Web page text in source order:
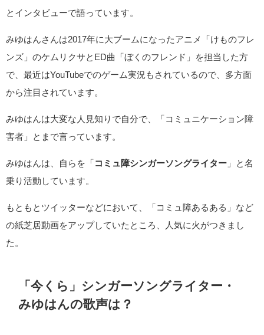
とインタビューで語っています。
みゆはんさんは2017年に大ブームになったアニメ「けものフレ
ンズ」のケムリクサとED曲「ぼくのフレンド」を担当した方
で、最近はYouTubeでのゲーム実況もされているので、多方面
から注目されています。
みゆはんは大変な人見知りで自分で、「コミュニケーション障
害者」とまで言っています。
みゆはんは、自らを「 コミュ障シンガーソングライター 」と名
乗り活動しています。
もともとツイッターなどにおいて、「コミュ障あるある」など
の紙芝居動画をアップしていたところ、人気に火がつきまし
た。
「今くら」シンガーソングライター・
みゆはんの歌声は？